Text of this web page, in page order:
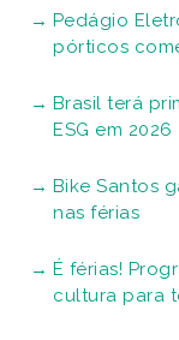
Pedágio
pórticos
Brasil terá
ESG em 2026
Bike Santos
nas férias
É férias!
cultura para